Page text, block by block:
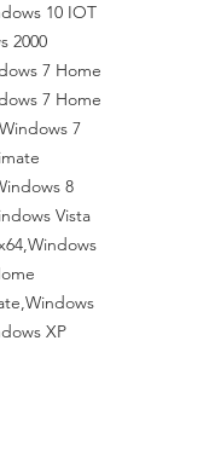
10 IOT
2000
7 Home
7 Home
7
8
Vista
XP